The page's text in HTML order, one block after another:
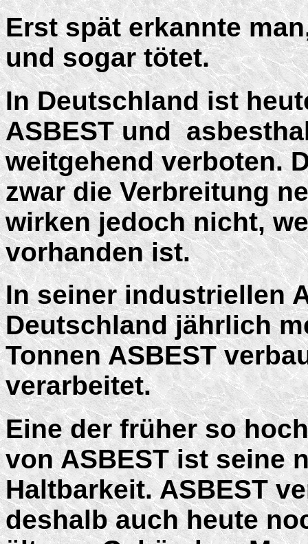
Erst spät erkannte
und sogar tötet.
In Deutschland ist
ASBEST und
weitgehend verboten.
zwar die Verbreitung
wirken jedoch nicht,
vorhanden ist.
In seiner industriellen
Deutschland jährlich
Tonnen ASBEST
verarbeitet.
Eine der früher so
von ASBEST ist seine
Haltbarkeit. ASBEST
deshalb auch heute